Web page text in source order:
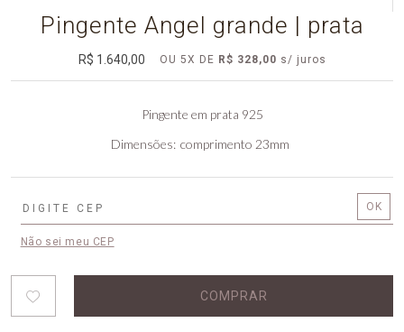
Pingente Angel grande | prata
R$ 1.640,00 OU 5X DE R$ 328,00
Pingente em prata 925
Dimensões comprimento 23mm
Não sei meu CEP
COMPRAR